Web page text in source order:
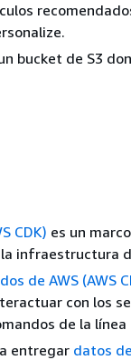
bucket de S3
CDK) es un
infraestructura
de AWS (AWS
con los
de la línea
entregar datos